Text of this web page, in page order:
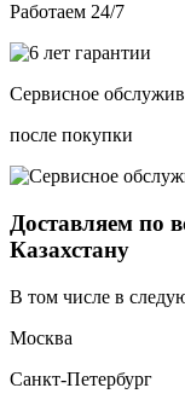
Работаем 24/7
Сервисное
после покупки
Доставляем по
Казахстану
В том числе в
Москва
Санкт-Петербург